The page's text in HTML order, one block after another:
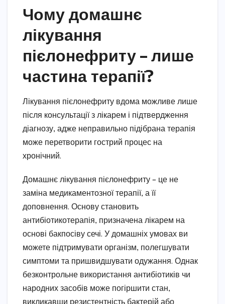
Чому домашнє
лікування
пієлонефриту – лише
частина терапії?
Лікування пієлонефриту вдома можливе лише
після консультації з лікарем і підтвердження
діагнозу, адже неправильно підібрана терапія
може перетворити гострий процес на
хронічний.
Домашнє лікування пієлонефриту – це не
заміна медикаментозної терапії, а її
доповнення. Основу становить
антибіотикотерапія, призначена лікарем на
основі бакпосіву сечі. У домашніх умовах ви
можете підтримувати організм, полегшувати
симптоми та пришвидшувати одужання. Однак
безконтрольне використання антибіотиків чи
народних засобів може погіршити стан,
викликавши резистентність бактерій або